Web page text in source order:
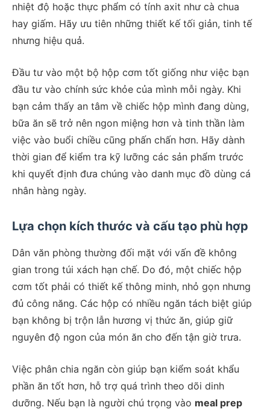
nhiệt độ hoặc thực phẩm có tính axit như cà chua
hay giấm. Hãy ưu tiên những thiết kế tối giản, tinh tế
nhưng hiệu quả.
Đầu tư vào một bộ hộp cơm tốt giống như việc bạn
đầu tư vào chính sức khỏe của mình mỗi ngày. Khi
bạn cảm thấy an tâm về chiếc hộp mình đang dùng,
bữa ăn sẽ trở nên ngon miệng hơn và tinh thần làm
việc vào buổi chiều cũng phấn chấn hơn. Hãy dành
thời gian để kiểm tra kỹ lưỡng các sản phẩm trước
khi quyết định đưa chúng vào danh mục đồ dùng cá
nhân hàng ngày.
Lựa chọn kích thước và cấu tạo phù hợp
Dân văn phòng thường đối mặt với vấn đề không
gian trong túi xách hạn chế. Do đó, một chiếc hộp
cơm tốt phải có thiết kế thông minh, nhỏ gọn nhưng
đủ công năng. Các hộp có nhiều ngăn tách biệt giúp
bạn không bị trộn lẫn hương vị thức ăn, giúp giữ
nguyên độ ngon của món ăn cho đến tận giờ trưa.
Việc phân chia ngăn còn giúp bạn kiểm soát khẩu
phần ăn tốt hơn, hỗ trợ quá trình theo dõi dinh
dưỡng. Nếu bạn là người chú trọng vào meal prep